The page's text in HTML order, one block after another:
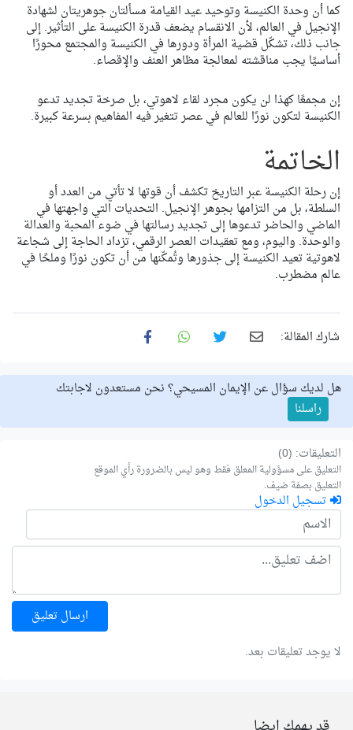
كما أن وحدة الكنيسة وتوحيد عيد القيامة مسألتان جوهريتان لشهادة
الإنجيل في العالم، لأن الانقسام يضعف قدرة الكنيسة على التأثير. إلى
جانب ذلك، تشكّل قضية المرأة ودورها في الكنيسة والمجتمع محورًا
أساسيًا يجب مناقشته لمعالجة مظاهر العنف والإقصاء.
إن مجمعًا كهذا لن يكون مجرد لقاء لاهوتي، بل صرخة تجديد تدعو
الكنيسة لتكون نورًا للعالم في عصر تتغير فيه المفاهيم بسرعة كبيرة.
الخاتمة
إن رحلة الكنيسة عبر التاريخ تكشف أن قوتها لا تأتي من العدد أو
السلطة، بل من التزامها بجوهر الإنجيل. التحديات التي واجهتها في
الماضي والحاضر تدعوها إلى تجديد رسالتها في ضوء المحبة والعدالة
والوحدة. واليوم، ومع تعقيدات العصر الرقمي، تزداد الحاجة إلى شجاعة
لاهوتية تعيد الكنيسة إلى جذورها وتُمكّنها من أن تكون نورًا وملحًا في
عالم مضطرب.
شارك المقالة:
هل لديك سؤال عن الإيمان المسيحي؟ نحن مستعدون لاجابتك
راسلنا
التعليقات: (0)
التعليق على مسؤولية المعلق فقط وهو ليس بالضرورة رأي الموقع
التعليق بصفة ضيف.
تسجيل الدخول
ارسال تعليق
لا يوجد تعليقات بعد.